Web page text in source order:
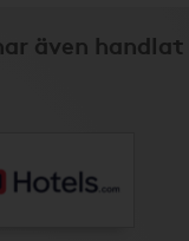
även handlat